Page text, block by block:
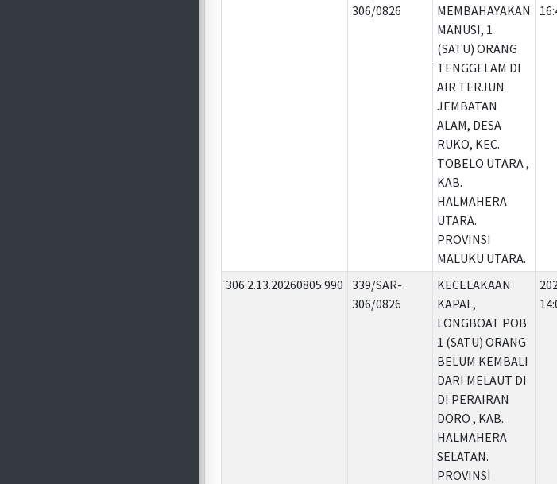
306/0826
MEMBAHAYAKAN
MANUSI, 1
(SATU) ORANG
TENGGELAM DI
AIR TERJUN
JEMBATAN
ALAM, DESA
RUKO, KEC.
TOBELO UTARA ,
KAB.
HALMAHERA
UTARA.
PROVINSI
MALUKU UTARA.
306.2.13.20260805.990 339/SAR-
306/0826
KECELAKAAN
KAPAL,
LONGBOAT POB
1 (SATU) ORANG
BELUM KEMBALI
DARI MELAUT DI
DI PERAIRAN
DORO , KAB.
HALMAHERA
SELATAN.
PROVINSI